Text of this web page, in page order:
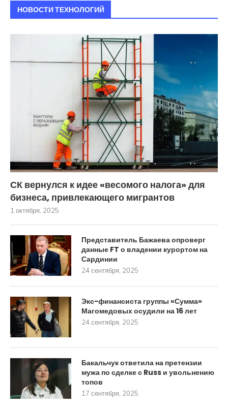
НОВОСТИ ТЕХНОЛОГИЙ
СК вернулся к идее «весомого налога» для
бизнеса, привлекающего мигрантов
1 октября, 2025
Представитель Бажаева опроверг
данные FT о владении курортом на
Сардинии
24 сентября, 2025
Экс-финансиста группы «Сумма»
Магомедовых осудили на 16 лет
24 сентября, 2025
Бакальчук ответила на претензии
мужа по сделке с Russ и увольнению
топов
17 сентября, 2025